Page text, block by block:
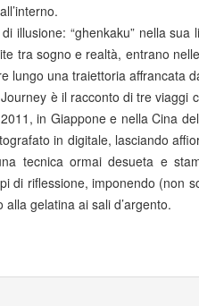
illusione: “ghenkaku” nella
tra sogno e realtà, entrano
lungo una traiettoria affrancata
è il racconto di tre viaggi
in Giappone e nella Cina
in digitale, lasciando
tecnica ormai desueta e
di riflessione, imponendo (non
alla gelatina ai sali d’argento.